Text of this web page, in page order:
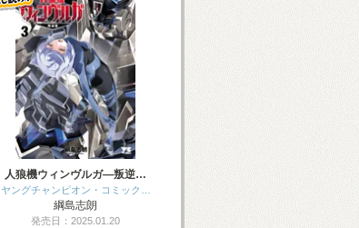
人狼機ウィンヴルガ―叛逆…
ヤングチャンピオン・コミック…
綱島志朗
発売日：2025.01.20